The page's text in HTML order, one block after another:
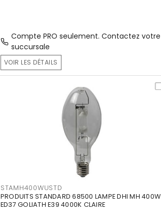
Compte PRO seulement. Contactez votre
succursale
VOIR LES DÉTAILS
STAMH400WUSTD
PRODUITS STANDARD 68500 LAMPE DHI MH 400W
ED37 GOLIATH E39 4000K CLAIRE